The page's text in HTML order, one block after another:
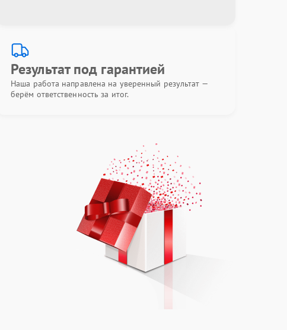
Результат под гарантией
Наша работа направлена на уверенный результат —
берём ответственность за итог.